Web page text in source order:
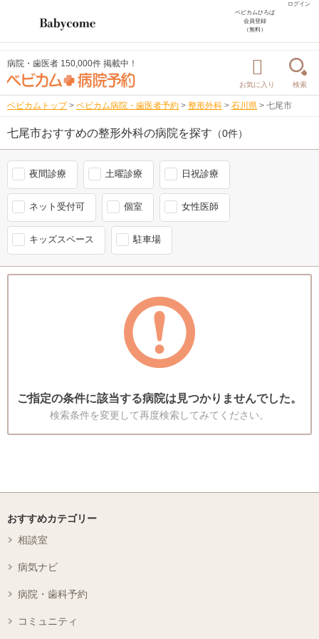
ログイン
ベビカムひろば
会員登録
（無料）
病院・歯医者 150,000件 掲載中！
お気に入り 検索
ベビカムトップ > ベビカム病院・歯医者予約 > 整形外科 > 石川県 > 七尾市
七尾市おすすめの整形外科の病院を探す （0件）
夜間診療 土曜診療 日祝診療
ネット受付可 個室 女性医師
キッズスペース 駐車場
ご指定の条件に該当する病院は見つかりませんでした。
検索条件を変更して再度検索してみてください。
おすすめカテゴリー
相談室
病気ナビ
病院・歯科予約
コミュニティ